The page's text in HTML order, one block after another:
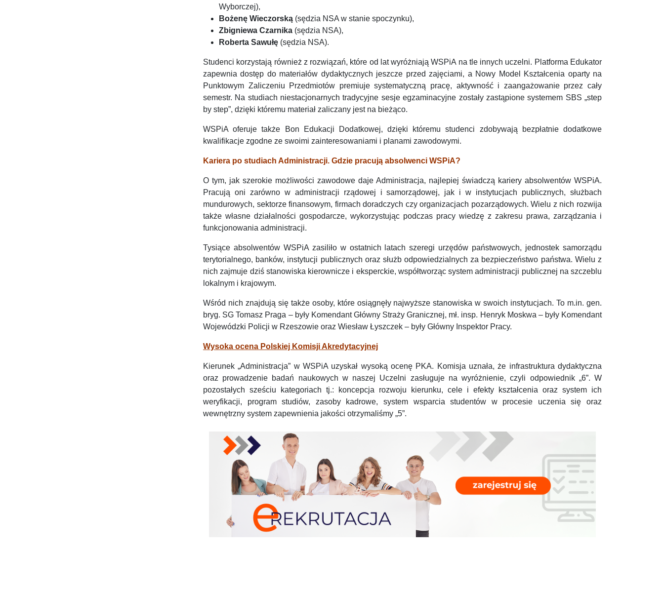
Wyborczej),
Bożenę Wieczorską (sędzia NSA w stanie spoczynku),
Zbigniewa Czarnika (sędzia NSA),
Roberta Sawułę (sędzia NSA).
Studenci korzystają również z rozwiązań, które od lat wyróżniają WSPiA na tle innych uczelni. Platforma Edukator
zapewnia dostęp do materiałów dydaktycznych jeszcze przed zajęciami, a Nowy Model Kształcenia oparty na
Punktowym Zaliczeniu Przedmiotów premiuje systematyczną pracę, aktywność i zaangażowanie przez cały
semestr. Na studiach niestacjonarnych tradycyjne sesje egzaminacyjne zostały zastąpione systemem SBS „step
by step”, dzięki któremu materiał zaliczany jest na bieżąco.
WSPiA oferuje także Bon Edukacji Dodatkowej, dzięki któremu studenci zdobywają bezpłatnie dodatkowe
kwalifikacje zgodne ze swoimi zainteresowaniami i planami zawodowymi.
Kariera po studiach Administracji. Gdzie pracują absolwenci WSPiA?
O tym, jak szerokie możliwości zawodowe daje Administracja, najlepiej świadczą kariery absolwentów WSPiA.
Pracują oni zarówno w administracji rządowej i samorządowej, jak i w instytucjach publicznych, służbach
mundurowych, sektorze finansowym, firmach doradczych czy organizacjach pozarządowych. Wielu z nich rozwija
także własne działalności gospodarcze, wykorzystując podczas pracy wiedzę z zakresu prawa, zarządzania i
funkcjonowania administracji.
Tysiące absolwentów WSPiA zasiliło w ostatnich latach szeregi urzędów państwowych, jednostek samorządu
terytorialnego, banków, instytucji publicznych oraz służb odpowiedzialnych za bezpieczeństwo państwa. Wielu z
nich zajmuje dziś stanowiska kierownicze i eksperckie, współtworząc system administracji publicznej na szczeblu
lokalnym i krajowym.
Wśród nich znajdują się także osoby, które osiągnęły najwyższe stanowiska w swoich instytucjach. To m.in. gen.
bryg. SG Tomasz Praga – były Komendant Główny Straży Granicznej, mł. insp. Henryk Moskwa – były Komendant
Wojewódzki Policji w Rzeszowie oraz Wiesław Łyszczek – były Główny Inspektor Pracy.
Wysoka ocena Polskiej Komisji Akredytacyjnej
Kierunek „Administracja” w WSPiA uzyskał wysoką ocenę PKA. Komisja uznała, że infrastruktura dydaktyczna
oraz prowadzenie badań naukowych w naszej Uczelni zasługuje na wyróżnienie, czyli odpowiednik „6”. W
pozostałych sześciu kategoriach tj.: koncepcja rozwoju kierunku, cele i efekty kształcenia oraz system ich
weryfikacji, program studiów, zasoby kadrowe, system wsparcia studentów w procesie uczenia się oraz
wewnętrzny system zapewnienia jakości otrzymaliśmy „5”.